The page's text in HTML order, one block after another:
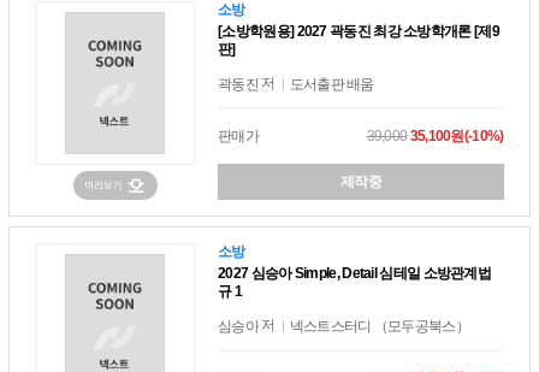
소방
[소방학원용] 2027 곽동진 최강 소방학개론 [제9
판]
곽동진 저 도서출판 배움
판매가 39,00035,100원(-10%)
제작중
소방
2027 심승아 Simple, Detail 심테일 소방관계법
규 1
심승아 저 넥스트스터디 （모두공북스）